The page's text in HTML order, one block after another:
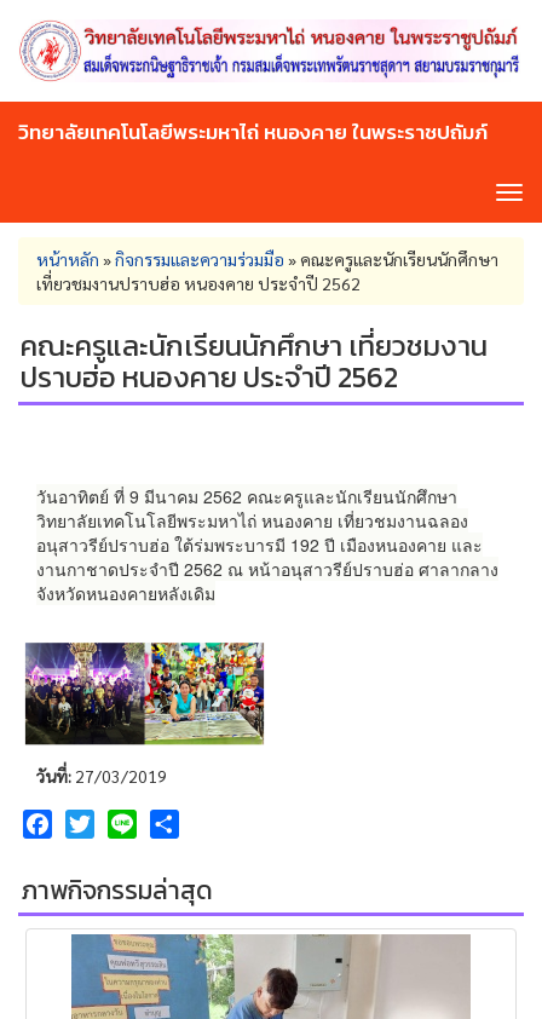
main
content
วิทยาลัยเทคโนโลยีพระมหาไถ่ หนองคาย ในพระราชปถัมภ์
You
are
here
หน้าหลัก »กิจกรรมและความร่วมมือ » คณะครูและนักเรียนนักศึกษา
เที่ยวชมงานปราบฮ่อ หนองคาย ประจำปี 2562
คณะครูและนักเรียนนักศึกษา เที่ยวชมงาน
ปราบฮ่อ หนองคาย ประจำปี 2562
วันอาทิตย์ ที่ 9 มีนาคม 2562 คณะครูและนักเรียนนักศึกษา
วิทยาลัยเทคโนโลยีพระมหาไถ่ หนองคาย เที่ยวชมงานฉลอง
อนุสาวรีย์ปราบฮ่อ ใต้ร่มพระบารมี 192 ปี เมืองหนองคาย และ
งานกาชาดประจำปี 2562 ณ หน้าอนุสาวรีย์ปราบฮ่อ ศาลากลาง
จังหวัดหนองคายหลังเดิม
วันที่: 27/03/2019
FacebookTwitterLine
ภาพกิจกรรมล่าสุด